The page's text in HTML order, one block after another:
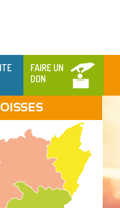
FAIRE UN
DON